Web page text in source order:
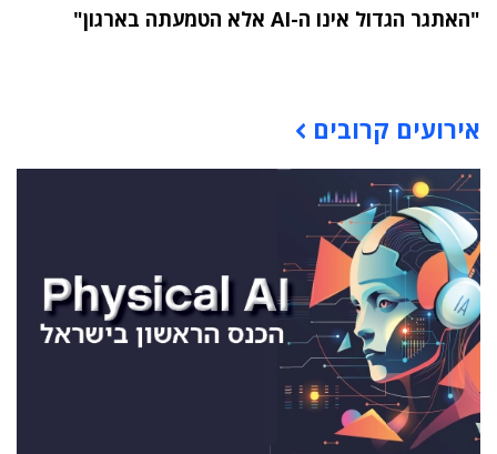
"האתגר הגדול אינו ה-AI אלא הטמעתה בארגון"
אירועים קרובים